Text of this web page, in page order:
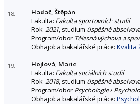
18.
Hadač, Štěpán
Fakulta: Fakulta sportovních studií
Rok: 2021, studium úspěšně
Program/obor Tělesná výchova a
Obhajoba bakalářské práce: Kvalita
19.
Hejlová, Marie
Fakulta: Fakulta sociálních studií
Rok: 2018, studium úspěšně
Program/obor Psychologie/
Obhajoba bakalářské práce: